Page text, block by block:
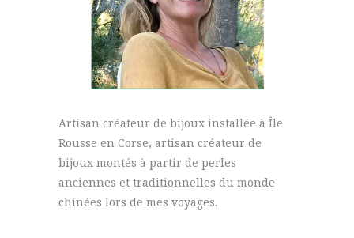
Artisan créateur de bijoux installée à Île
Rousse en Corse, artisan créateur de
bijoux montés à partir de perles
anciennes et traditionnelles du monde
chinées lors de mes voyages.